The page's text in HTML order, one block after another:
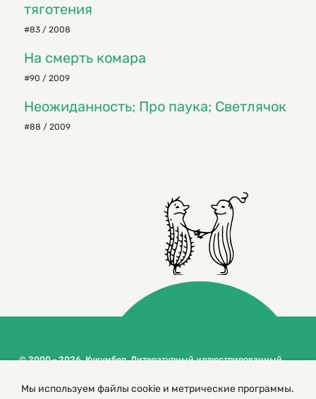
тяготения
#83 / 2008
На смерть комара
#90 / 2009
Неожиданность; Про паука; Светлячок
#88 / 2009
© 2000 – 2026. Кукумбер. Литературный иллюстрированный
Копирование материалов возможно только с разрешения редакторов
сайта
Мы используем файлы cookie и метрические программы.